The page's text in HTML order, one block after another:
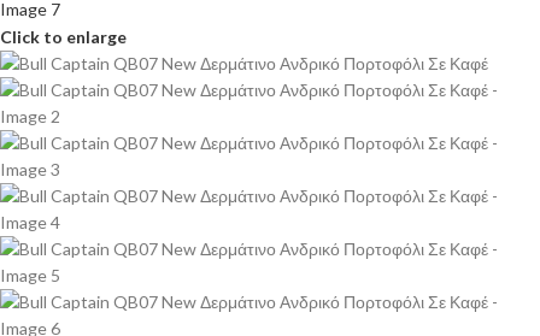
Click to enlarge